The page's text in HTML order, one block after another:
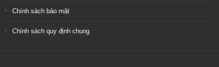
Chính sách bảo mật
Chính sách quy định chung